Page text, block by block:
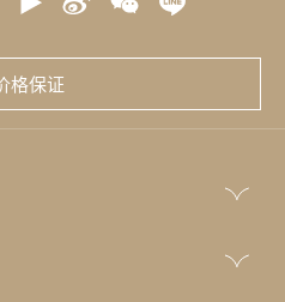
格保证